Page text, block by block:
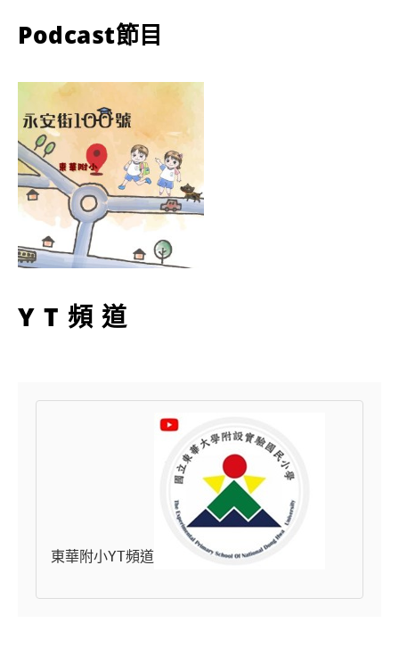
Podcast節目
YT頻道
東華附小YT頻道